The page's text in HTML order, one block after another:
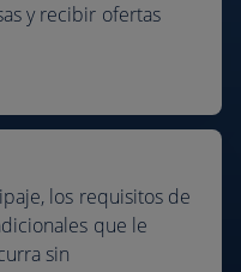
y recibir ofertas
los requisitos de
que le
sin